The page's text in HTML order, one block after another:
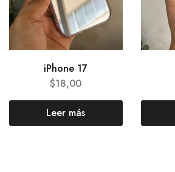
iPhone 17
$18,00
Leer más